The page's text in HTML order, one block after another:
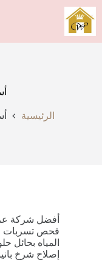
التجاوز
إلى
المحتوى
الرئيسية
أفضل شركة
فحص تسربات
المياه بحائل
إصلاح شرخ